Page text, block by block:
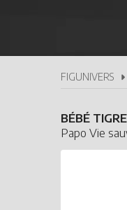
FIGUNIVERS
BÉBÉ
Papo Vie